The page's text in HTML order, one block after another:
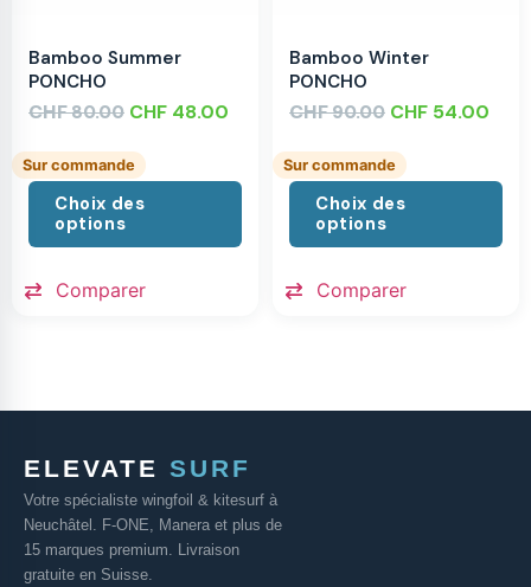
Bamboo Summer
PONCHO
CHF80.00 CHF 48.00
Sur commande
Choix des
options
Comparer
Bamboo Winter
PONCHO
CHF90.00 CHF 54.00
Sur commande
Choix des
options
Comparer
ELEVATE SURF
Votre spécialiste wingfoil & kitesurf à
Neuchâtel. F-ONE, Manera et plus de
15 marques premium. Livraison
gratuite en Suisse.